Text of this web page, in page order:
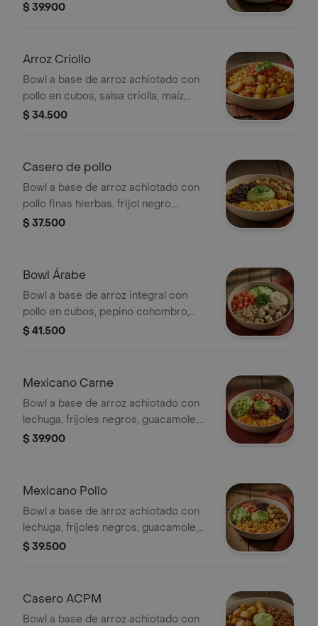
$ 39.900
Arroz Criollo
Bowl a base de arroz achiotado con
pollo en cubos, salsa criolla, maíz,
papa, madurito y un toque de cilantro.
$ 34.500
Casero de pollo
Bowl a base de arroz achiotado con
pollo finas hierbas, frijol negro,
guacamole, madurito y un toque de
$ 37.500
Bowl Árabe
Bowl a base de arroz integral con
pollo en cubos, pepino cohombro,
tomate, hummus de garbanzos y un
$ 41.500
Mexicano Carne
Bowl a base de arroz achiotado con
lechuga, fríjoles negros, guacamole,
carne molida y pico de gallo.
$ 39.900
Mexicano Pollo
Bowl a base de arroz achiotado con
lechuga, fríjoles negros, guacamole,
pollo a las hierbas y pico de gallo.
$ 39.500
Casero ACPM
Bowl a base de arroz achiotado con